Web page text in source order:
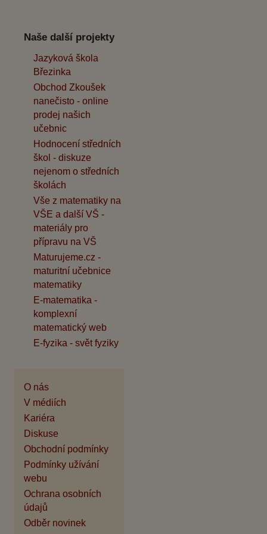
Naše další projekty
Jazyková škola
Březinka
Obchod Zkoušek
nanečisto - online
prodej našich
učebnic
Hodnocení středních
škol - diskuze
nejenom o středních
školách
Vše z matematiky na
VŠE a další VŠ -
materiály pro
přípravu na VŠ
Maturujeme.cz -
maturitní učebnice
matematiky
E-matematika -
komplexní
matematický web
E-fyzika - svět fyziky
O nás
V médiích
Kariéra
Diskuse
Obchodní podmínky
Podmínky užívání
webu
Ochrana osobních
údajů
Odběr novinek